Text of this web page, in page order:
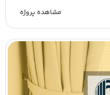
مشاهده پروژه